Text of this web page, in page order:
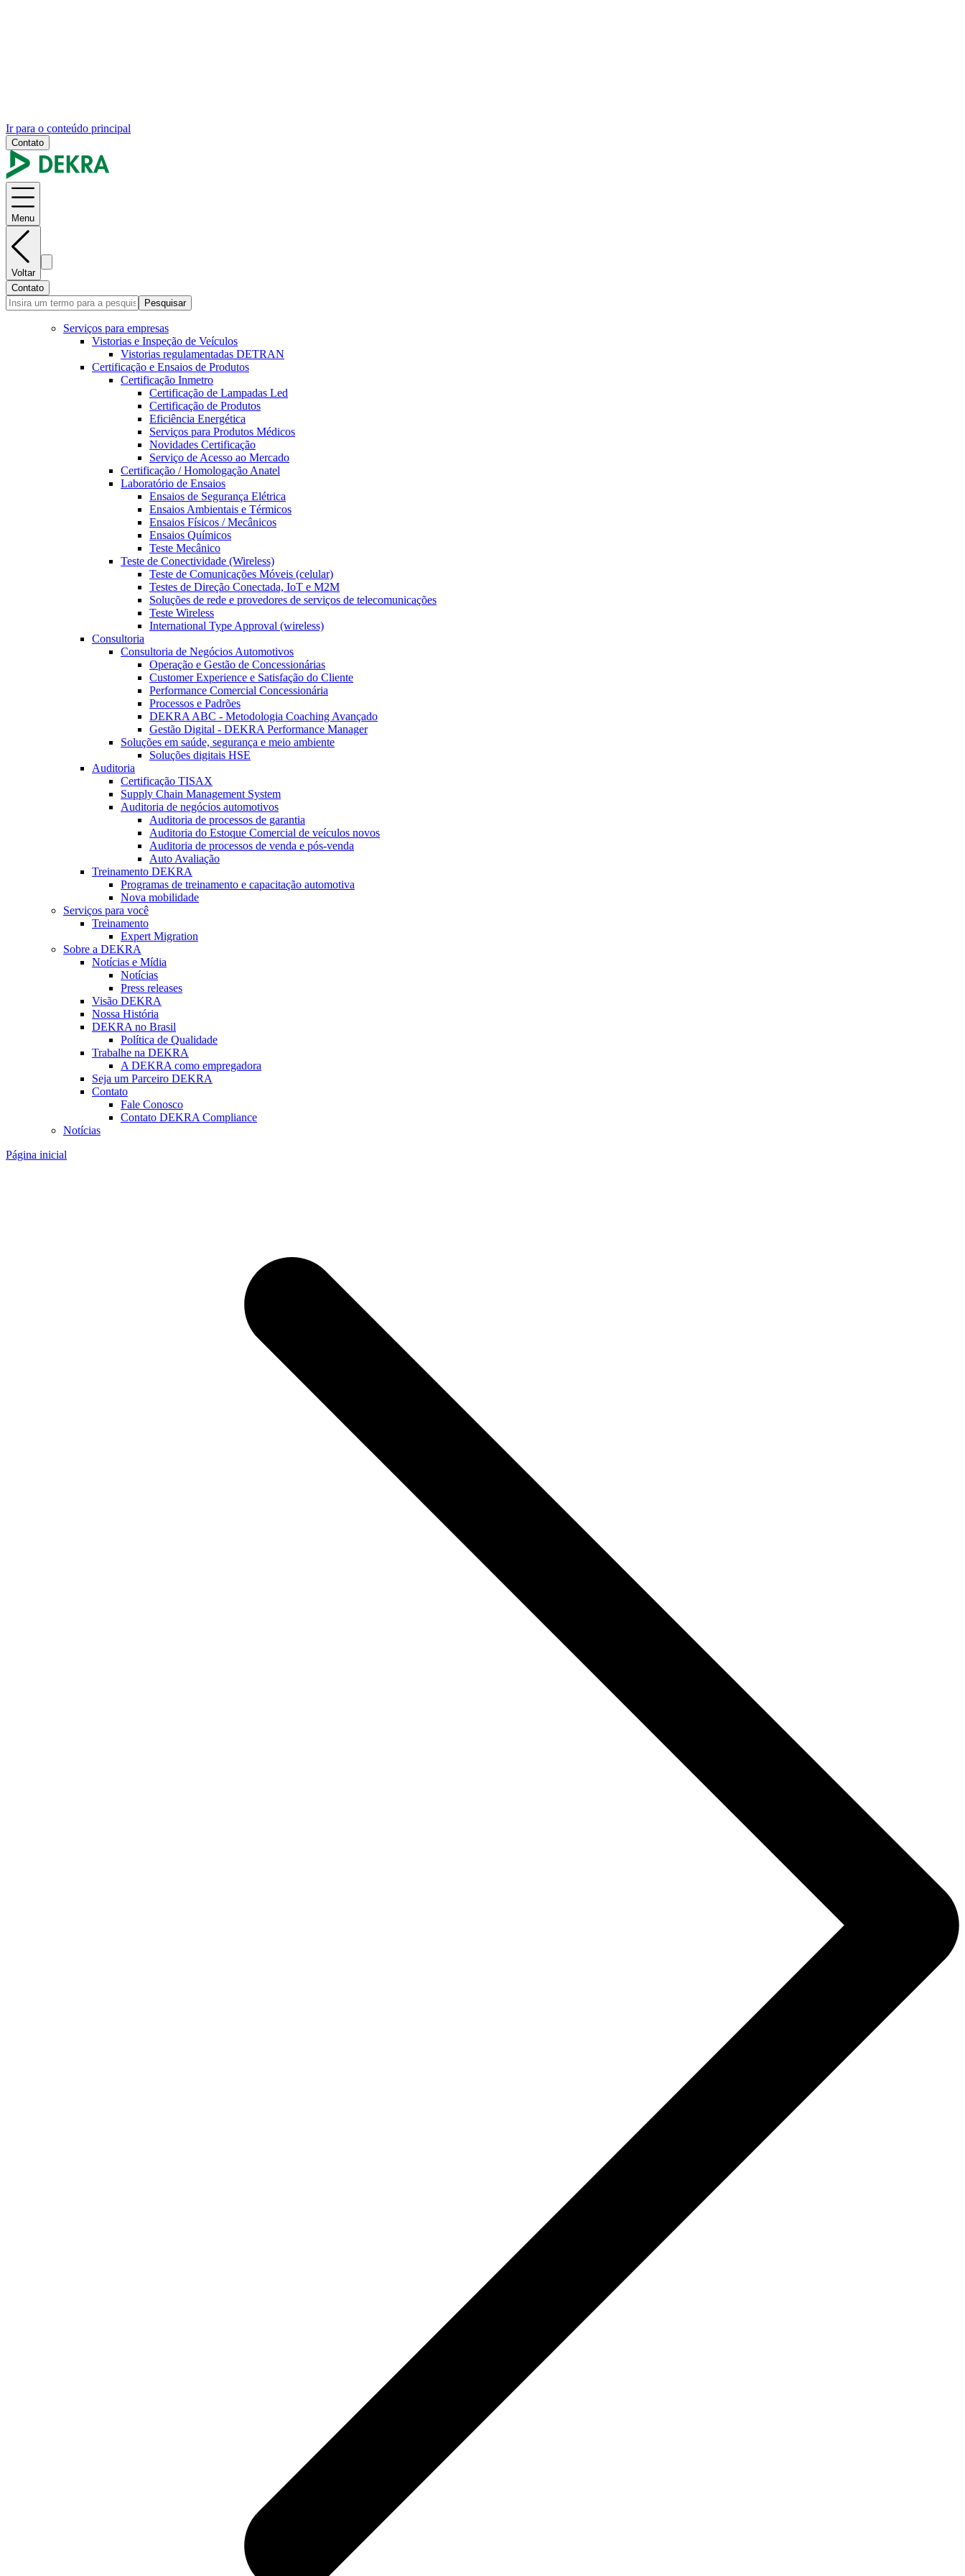
Ir para o conteúdo principal
Contato
Menu
Voltar
Contato
Pesquisar
Serviços para empresas
Vistorias e Inspeção de Veículos
Vistorias regulamentadas DETRAN
Certificação e Ensaios de Produtos
Certificação Inmetro
Certificação de Lampadas Led
Certificação de Produtos
Eficiência Energética
Serviços para Produtos Médicos
Novidades Certificação
Serviço de Acesso ao Mercado
Certificação / Homologação Anatel
Laboratório de Ensaios
Ensaios de Segurança Elétrica
Ensaios Ambientais e Térmicos
Ensaios Físicos / Mecânicos
Ensaios Químicos
Teste Mecânico
Teste de Conectividade (Wireless)
Teste de Comunicações Móveis (celular)
Testes de Direção Conectada, IoT e M2M
Soluções de rede e provedores de serviços de telecomunicações
Teste Wireless
International Type Approval (wireless)
Consultoria
Consultoria de Negócios Automotivos
Operação e Gestão de Concessionárias
Customer Experience e Satisfação do Cliente
Performance Comercial Concessionária
Processos e Padrões
DEKRA ABC - Metodologia Coaching Avançado
Gestão Digital - DEKRA Performance Manager
Soluções em saúde, segurança e meio ambiente
Soluções digitais HSE
Auditoria
Certificação TISAX
Supply Chain Management System
Auditoria de negócios automotivos
Auditoria de processos de garantia
Auditoria do Estoque Comercial de veículos novos
Auditoria de processos de venda e pós-venda
Auto Avaliação
Treinamento DEKRA
Programas de treinamento e capacitação automotiva
Nova mobilidade
Serviços para você
Treinamento
Expert Migration
Sobre a DEKRA
Notícias e Mídia
Notícias
Press releases
Visão DEKRA
Nossa História
DEKRA no Brasil
Política de Qualidade
Trabalhe na DEKRA
A DEKRA como empregadora
Seja um Parceiro DEKRA
Contato
Fale Conosco
Contato DEKRA Compliance
Notícias
Página inicial